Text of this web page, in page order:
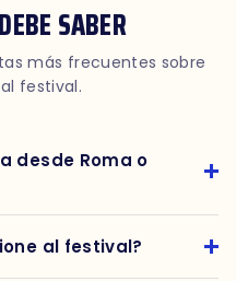
SABER
más frecuentes sobre
festival.
desde Roma o
al festival?